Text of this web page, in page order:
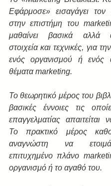
Εφάρμοσε» εισαγάγει τον
στην επιστήμη του
μαθαίνει βασικά αλλά
στοιχεία και τεχνικές, για
ενός οργανισμού ή ενός
θέματα marketing.
Το θεωρητικό μέρος του
βασικές έννοιες τις
επαγγελματίας απαιτείται
Το πρακτικό μέρος
αναγνώστη να
επιτυχημένο πλάνο
οργανισμό ή το αγαθό του.